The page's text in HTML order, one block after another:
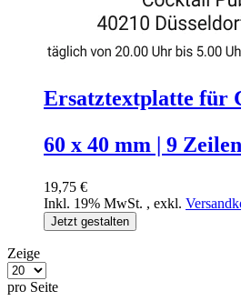
Ersatztextplatte für
60 x 40 mm | 9 Zeilen
19,75 €
Inkl. 19% MwSt. , exkl.
Jetzt gestalten
Zeige
pro Seite